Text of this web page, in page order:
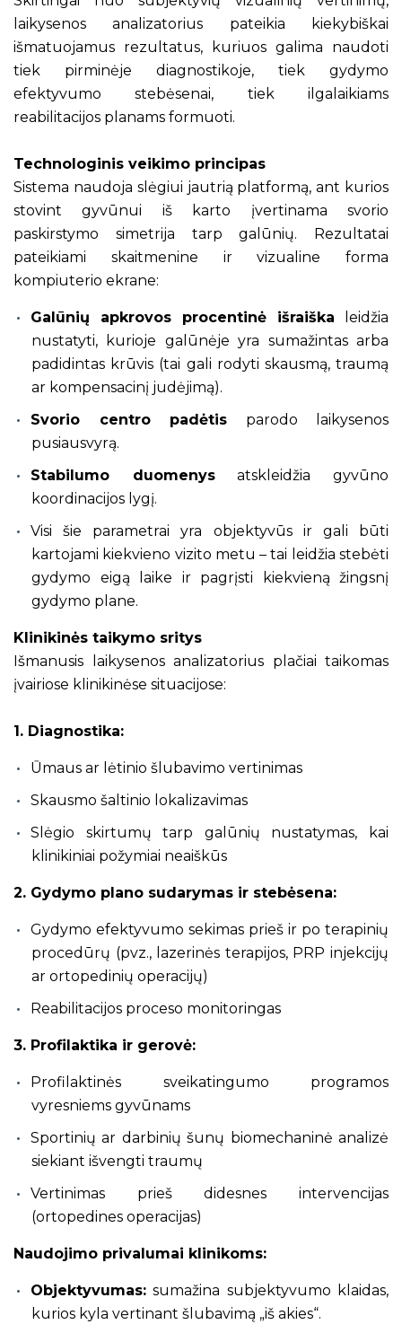
laikysenos analizatorius pateikia kiekybiškai
išmatuojamus rezultatus, kuriuos galima naudoti
tiek pirminėje diagnostikoje, tiek gydymo
efektyvumo stebėsenai, tiek ilgalaikiams
reabilitacijos planams formuoti.
Technologinis veikimo principas
Sistema naudoja slėgiui jautrią platformą, ant kurios
stovint gyvūnui iš karto įvertinama svorio
paskirstymo simetrija tarp galūnių. Rezultatai
pateikiami skaitmenine ir vizualine forma
kompiuterio ekrane:
Galūnių apkrovos procentinė išraiška leidžia
nustatyti, kurioje galūnėje yra sumažintas arba
padidintas krūvis (tai gali rodyti skausmą, traumą
ar kompensacinį judėjimą).
Svorio centro padėtis parodo laikysenos
pusiausvyrą.
Stabilumo duomenysatskleidžia gyvūno
koordinacijos lygį.
Visi šie parametrai yra objektyvūs ir gali būti
kartojami kiekvieno vizito metu – tai leidžia stebėti
gydymo eigą laike ir pagrįsti kiekvieną žingsnį
gydymo plane.
Klinikinės taikymo sritys
Išmanusis laikysenos analizatorius plačiai taikomas
įvairiose klinikinėse situacijose:
1. Diagnostika:
Ūmaus ar lėtinio šlubavimo vertinimas
Skausmo šaltinio lokalizavimas
Slėgio skirtumų tarp galūnių nustatymas, kai
klinikiniai požymiai neaiškūs
2. Gydymo plano sudarymas ir stebėsena:
Gydymo efektyvumo sekimas prieš ir po terapinių
procedūrų (pvz., lazerinės terapijos, PRP injekcijų
ar ortopedinių operacijų)
Reabilitacijos proceso monitoringas
3. Profilaktika ir gerovė:
Profilaktinės sveikatingumo programos
vyresniems gyvūnams
Sportinių ar darbinių šunų biomechaninė analizė
siekiant išvengti traumų
Vertinimas prieš didesnes intervencijas
(ortopedines operacijas)
Naudojimo privalumai klinikoms:
Objektyvumas: sumažina subjektyvumo klaidas,
kurios kyla vertinant šlubavimą „iš akies“.